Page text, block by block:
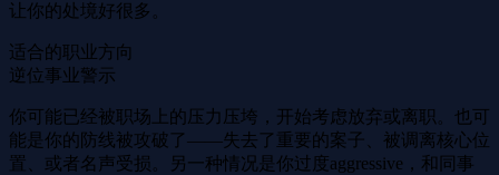
让你的处境好很多。
适合的职业方向
逆位事业警示
你可能已经被职场上的压力压垮，开始考虑放弃或离职。也可
能是你的防线被攻破了——失去了重要的案子、被调离核心位
置、或者名声受损。另一种情况是你过度aggressive，和同事